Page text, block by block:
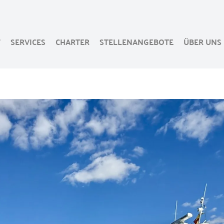
SERVICES CHARTER STELLENANGEBOTE ÜBER UNS